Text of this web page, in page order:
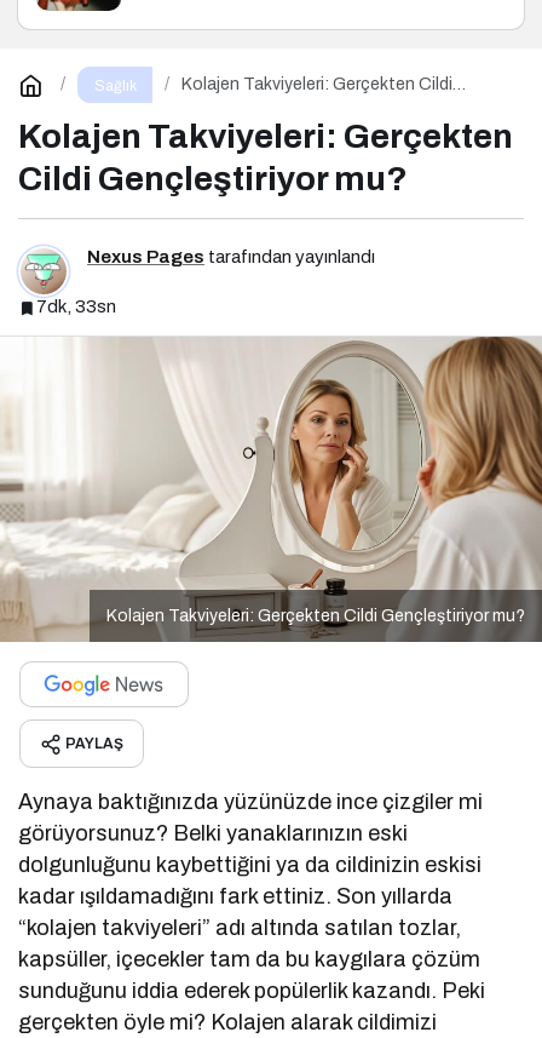
Sağlık
Kolajen Takviyeleri: Gerçekten Cildi
Kolajen Takviyeleri: Gerçekten
Cildi Gençleştiriyor mu?
Nexus Pages tarafından yayınlandı
7dk, 33sn
Kolajen Takviyeleri: Gerçekten Cildi Gençleştiriyor mu?
PAYLAŞ
Aynaya baktığınızda yüzünüzde ince çizgiler mi
görüyorsunuz? Belki yanaklarınızın eski
dolgunluğunu kaybettiğini ya da cildinizin eskisi
kadar ışıldamadığını fark ettiniz. Son yıllarda
“kolajen takviyeleri” adı altında satılan tozlar,
kapsüller, içecekler tam da bu kaygılara çözüm
sunduğunu iddia ederek popülerlik kazandı. Peki
gerçekten öyle mi? Kolajen alarak cildimizi